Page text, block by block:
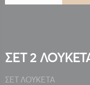
της
συλλογής
ΣΕΤ 2
ΣΕΤ ΛΟΥΚΕΤΑ